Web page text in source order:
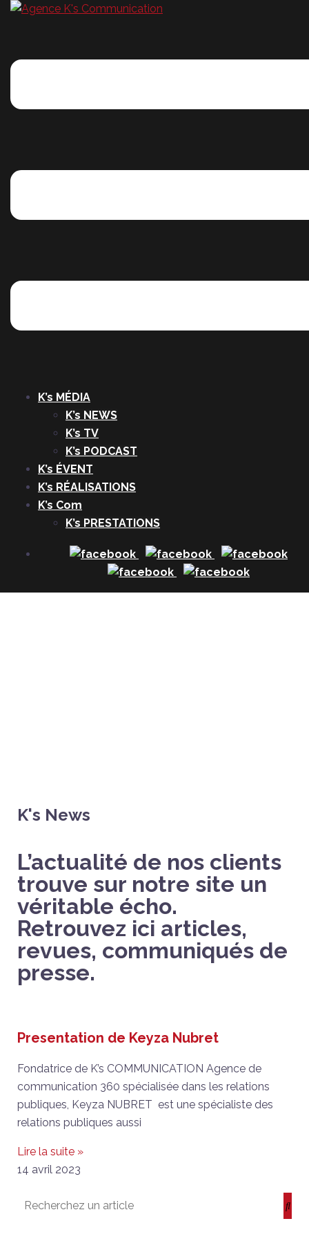
K’s MÉDIA
K’s NEWS
K’s TV
K’s PODCAST
K’s ÉVENT
K’s RÉALISATIONS
K’s Com
K’s PRESTATIONS
K's News
L’actualité de nos clients
trouve sur notre site un
véritable écho.
Retrouvez ici articles,
revues, communiqués de
presse.
Presentation de Keyza Nubret
Fondatrice de K’s COMMUNICATION Agence de
communication 360 spécialisée dans les relations
publiques, Keyza NUBRET est une spécialiste des
relations publiques aussi
Lire la suite »
14 avril 2023